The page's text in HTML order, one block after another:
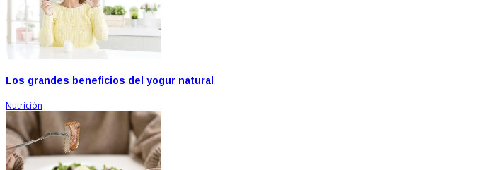
Los grandes beneficios del yogur natural
Nutrición